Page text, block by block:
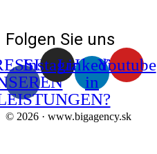
Folgen Sie uns
IN
InstagramLinkedin-
in
Youtube
© 2026 · www.bigagency.sk